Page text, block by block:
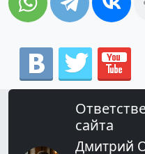
сайта
Дмитрий